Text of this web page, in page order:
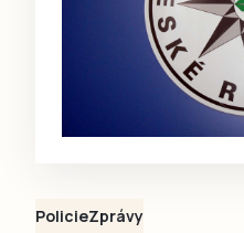
PolicieZprávy